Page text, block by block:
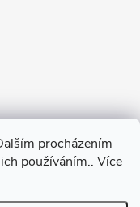
procházením
používáním.. Více
Shoptet
práva vyhrazena.
Upravit